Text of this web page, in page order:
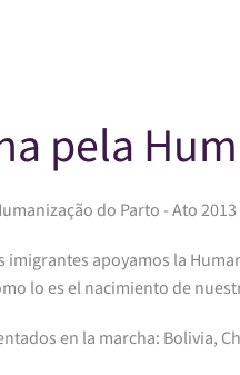
pela
do Parto - Ato
imigrantes apoyamos la
lo es el nacimiento de
en la marcha: Bolivia,